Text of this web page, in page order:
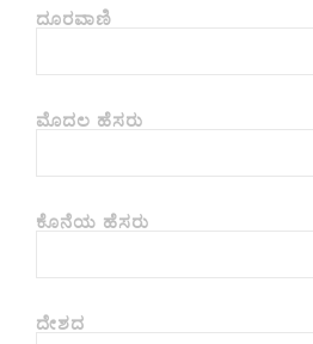
ದೂರವಾಣಿ
ಮೊದಲ ಹೆಸರು
ಕೊನೆಯ ಹೆಸರು
ದೇಶದ